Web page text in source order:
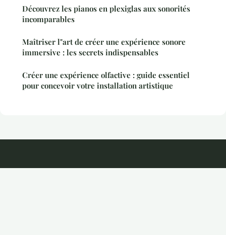
Découvrez les pianos en plexiglas aux sonorités
incomparables
Maîtriser l"art de créer une expérience sonore
immersive : les secrets indispensables
Créer une expérience olfactive : guide essentiel
pour concevoir votre installation artistique
Kayira